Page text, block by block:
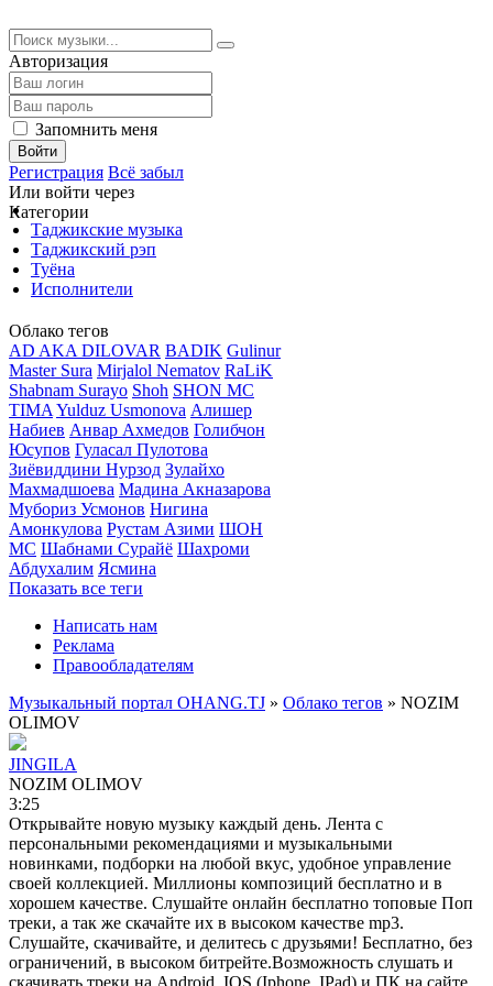
Авторизация
Запомнить меня
Войти
Регистрация Всё забыл
Или войти через
Категории
Таджикские музыка
Таджикский рэп
Туёна
Исполнители
Облако тегов
AD AKA DILOVAR BADIK Gulinur
Master Sura Mirjalol Nematov RaLiK
Shabnam Surayo Shoh SHON MC
TIMA Yulduz Usmonova Алишер
Набиев Анвар Ахмедов Голибчон
Юсупов Гуласал Пулотова
Зиёвиддини Нурзод Зулайхо
Махмадшоева Мадина Акназарова
Мубориз Усмонов Нигина
Амонкулова Рустам Азими ШОН
МС Шабнами Сурайё Шахроми
Абдухалим Ясмина
Показать все теги
Написать нам
Реклама
Правообладателям
Музыкальный портал OHANG.TJ » Облако тегов » NOZIM
OLIMOV
JINGILA
NOZIM OLIMOV
3:25
Открывайте новую музыку каждый день. Лента с
персональными рекомендациями и музыкальными
новинками, подборки на любой вкус, удобное управление
своей коллекцией. Миллионы композиций бесплатно и в
хорошем качестве. Слушайте онлайн бесплатно топовые Поп
треки, а так же скачайте их в высоком качестве mp3.
Слушайте, скачивайте, и делитесь с друзьями! Бесплатно, без
ограничений, в высоком битрейте.Возможность слушать и
скачивать треки на Android, IOS (Iphone, IPad) и ПК на сайте